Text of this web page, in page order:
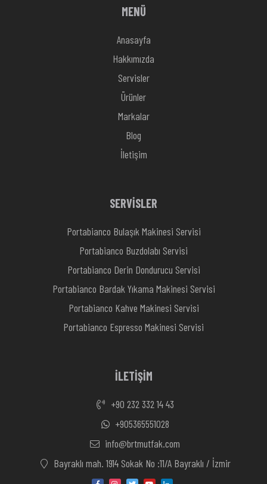
MENÜ
Anasayfa
Hakkımızda
Servisler
Ürünler
Markalar
Blog
İletişim
SERVİSLER
Portabianco Bulaşık Makinesi Servisi
Portabianco Buzdolabı Servisi
Portabianco Derin Dondurucu Servisi
Portabianco Bardak Yıkama Makinesi Servisi
Portabianco Kahve Makinesi Servisi
Portabianco Espresso Makinesi Servisi
İLETİŞİM
+90 232 332 14 43
+905365551028
info@brtmutfak.com
Bayraklı mah. 1914 Sokak No :11/A Bayraklı / İzmir